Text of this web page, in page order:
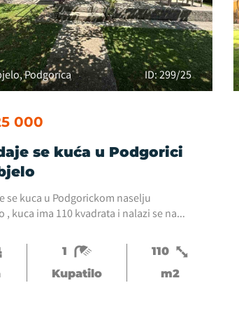
Podgorica ID: 299/25
000
se kuća u Podgorici
se kuca u Podgorickom naselju
, kuca ima 110 kvadrata i nalazi se na
i ima dvije spavace sobe , hodnik ,
kupatilo , veliku devnu...
1
Kupatilo
110
m2